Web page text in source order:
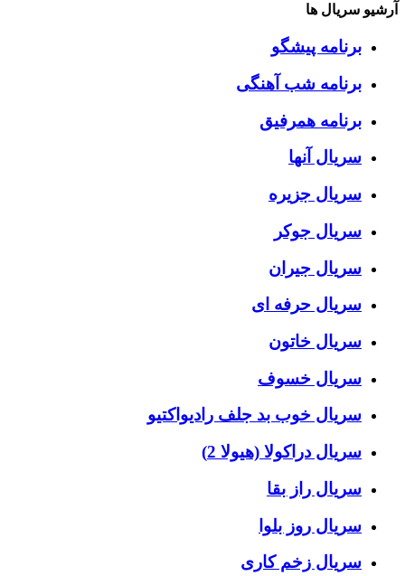
آرشیو سریال ها
برنامه پیشگو
برنامه شب آهنگی
برنامه همرفیق
سریال آنها
سریال جزیره
سریال جوکر
سریال جیران
سریال حرفه ای
سریال خاتون
سریال خسوف
سریال خوب بد جلف رادیواکتیو
سریال دراکولا (هیولا 2)
سریال راز بقا
سریال روز بلوا
سریال زخم کاری